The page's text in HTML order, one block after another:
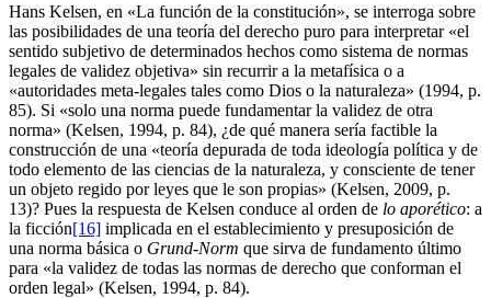
Hans Kelsen, en «La función de la constitución», se interroga sobre
las posibilidades de una teoría del derecho puro para interpretar «el
sentido subjetivo de determinados hechos como sistema de normas
legales de validez objetiva» sin recurrir a la metafísica o a
«autoridades meta-legales tales como Dios o la naturaleza» (1994, p.
85). Si «solo una norma puede fundamentar la validez de otra
norma» (Kelsen, 1994, p. 84), ¿de qué manera sería factible la
construcción de una «teoría depurada de toda ideología política y de
todo elemento de las ciencias de la naturaleza, y consciente de tener
un objeto regido por leyes que le son propias» (Kelsen, 2009, p.
13)? Pues la respuesta de Kelsen conduce al orden de lo aporético: a
la ficción[16] implicada en el establecimiento y presuposición de
una norma básica o Grund-Norm que sirva de fundamento último
para «la validez de todas las normas de derecho que conforman el
orden legal» (Kelsen, 1994, p. 84).